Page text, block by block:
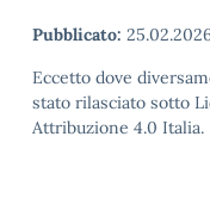
Pubblicato:
Eccetto dove
stato rilasciato sotto
Attribuzione 4.0 Italia.